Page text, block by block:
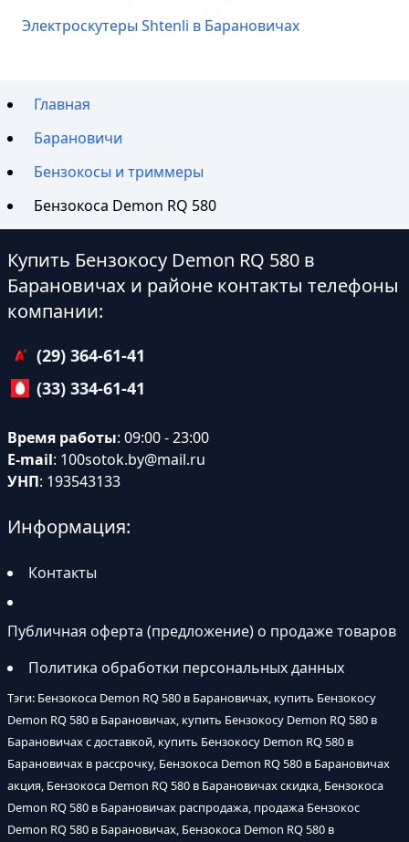
Электроскутеры Shtenli в Барановичах
Главная
Барановичи
Бензокосы и триммеры
Бензокоса Demon RQ 580
Купить Бензокосу Demon RQ 580 в
Барановичах и районе контакты телефоны
компании:
(29) 364-61-41
(33) 334-61-41
Время работы: 09:00 - 23:00
E-mail: 100sotok.by@mail.ru
УНП: 193543133
Информация:
Контакты
Публичная оферта (предложение) о продаже товаров
Политика обработки персональных данных
Тэги: Бензокоса Demon RQ 580 в Барановичах, купить Бензокосу
Demon RQ 580 в Барановичах, купить Бензокосу Demon RQ 580 в
Барановичах с доставкой, купить Бензокосу Demon RQ 580 в
Барановичах в рассрочку, Бензокоса Demon RQ 580 в Барановичах
акция, Бензокоса Demon RQ 580 в Барановичах скидка, Бензокоса
Demon RQ 580 в Барановичах распродажа, продажа Бензокос
Demon RQ 580 в Барановичах, Бензокоса Demon RQ 580 в